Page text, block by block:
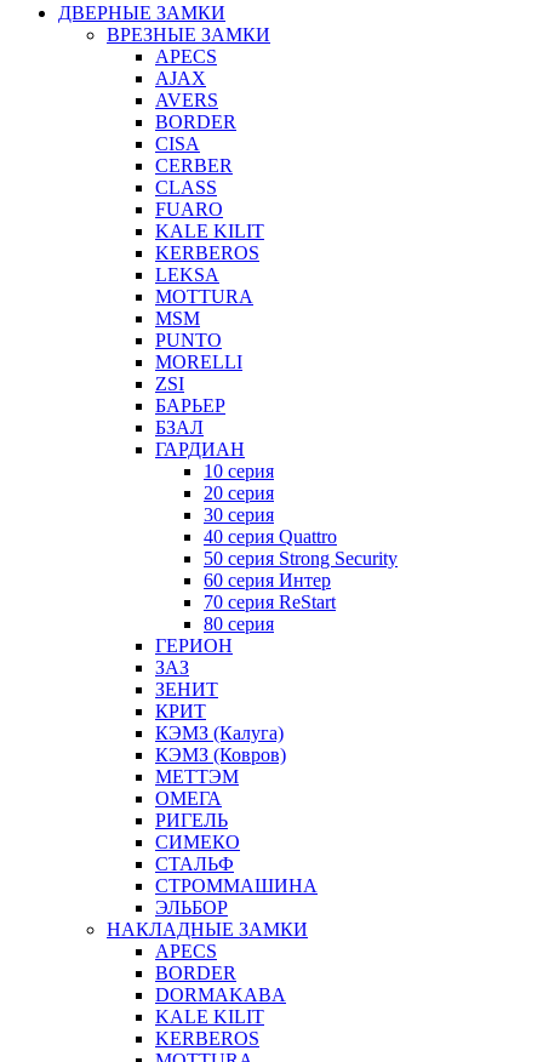
ДВЕРНЫЕ ЗАМКИ
ВРЕЗНЫЕ ЗАМКИ
APECS
AJAX
AVERS
BORDER
CISA
CERBER
CLASS
FUARO
KALE KILIT
KERBEROS
LEKSA
MOTTURA
MSM
PUNTO
MORELLI
ZSI
БАРЬЕР
БЗАЛ
ГАРДИАН
10 серия
20 серия
30 серия
40 серия Quattro
50 серия Strong Security
60 серия Интер
70 серия ReStart
80 серия
ГЕРИОН
ЗАЗ
ЗЕНИТ
КРИТ
КЭМЗ (Калуга)
КЭМЗ (Ковров)
МЕТТЭМ
ОМЕГА
РИГЕЛЬ
СИМЕКО
СТАЛЬФ
СТРОММАШИНА
ЭЛЬБОР
НАКЛАДНЫЕ ЗАМКИ
APECS
BORDER
DORMAKABA
KALE KILIT
KERBEROS